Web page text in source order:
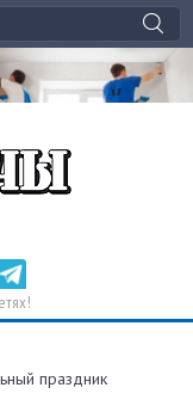
праздник